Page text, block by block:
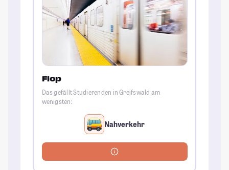
Flop
Das gefällt Studierenden in Greifswald am
wenigsten:
Nahverkehr